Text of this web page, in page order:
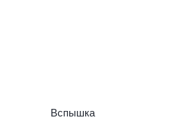
Вспышка